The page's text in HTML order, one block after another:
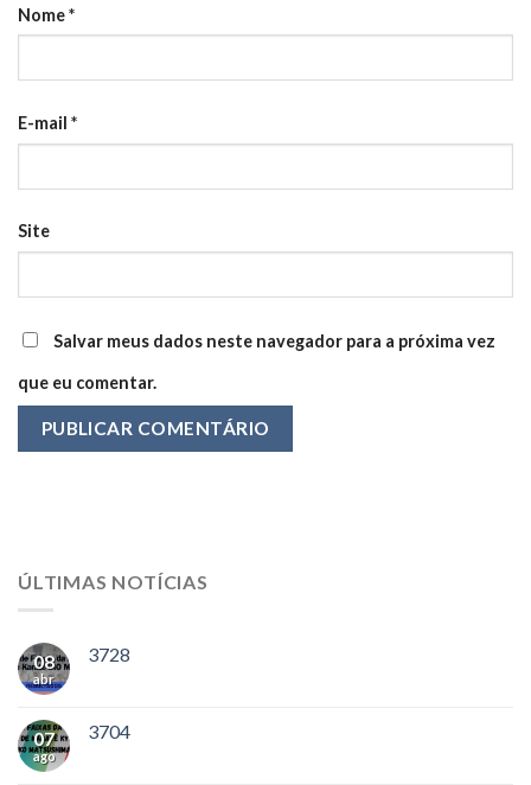
Nome*
E-mail *
Site
Salvar meus dados neste navegador para a próxima vez
que eu comentar.
ÚLTIMAS NOTÍCIAS
08
abr
3728
07
ago
3704